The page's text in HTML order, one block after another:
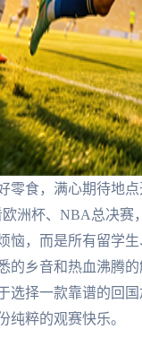
零食，满心期待地
欧洲杯、NBA总决
恼，而是所有留学
的乡音和热血沸腾
选择一款靠谱的回
纯粹的观赛快乐。